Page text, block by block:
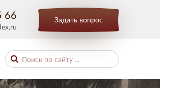
66 Задать вопрос